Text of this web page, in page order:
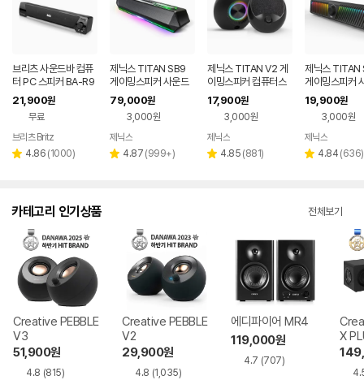
브리츠 사운드바 컴퓨
터 PC 스피커 BA-R9
21,900원
무료
브리츠 Britz
별 4.86 리
(1000)
제닉스 TITAN SB9
게이밍스피커 사운드
바 컴퓨터스피커
79,000원
3,000원
페이
제닉스
별 4.87 리
(999+)
제닉스 TITAN V2 게
이밍스피커 컴퓨터스
피커
17,900원
3,000원
페이
제닉스
별 4.85 리
(881)
제닉스 TITAN
게이밍스피커
바 컴퓨터스피
19,900원
3,000원
페이
제닉스
별 4.84 리
(636)
카테고리 인기상품 전체보기
Creative PEBBLE
V3
51,900원
4.8 (815)
Creative PEBBLE
V2
29,900원
4.8 (1,035)
에디파이어 MR4
119,000원
4.7 (707)
X